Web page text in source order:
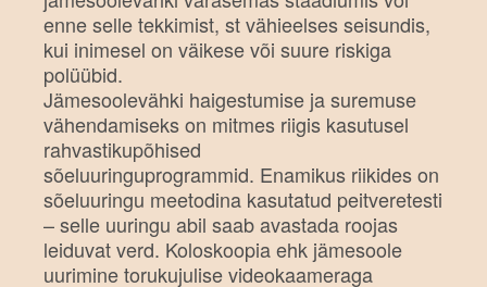
enne selle tekkimist, st vähieelses seisundis,
kui inimesel on väikese või suure riskiga
polüübid.
Jämesoolevähki haigestumise ja suremuse
vähendamiseks on mitmes riigis kasutusel
rahvastikupõhised
sõeluuringuprogrammid. Enamikus riikides on
sõeluuringu meetodina kasutatud peitveretesti
– selle uuringu abil saab avastada roojas
leiduvat verd. Koloskoopia ehk jämesoole
uurimine torukujulise videokaameraga